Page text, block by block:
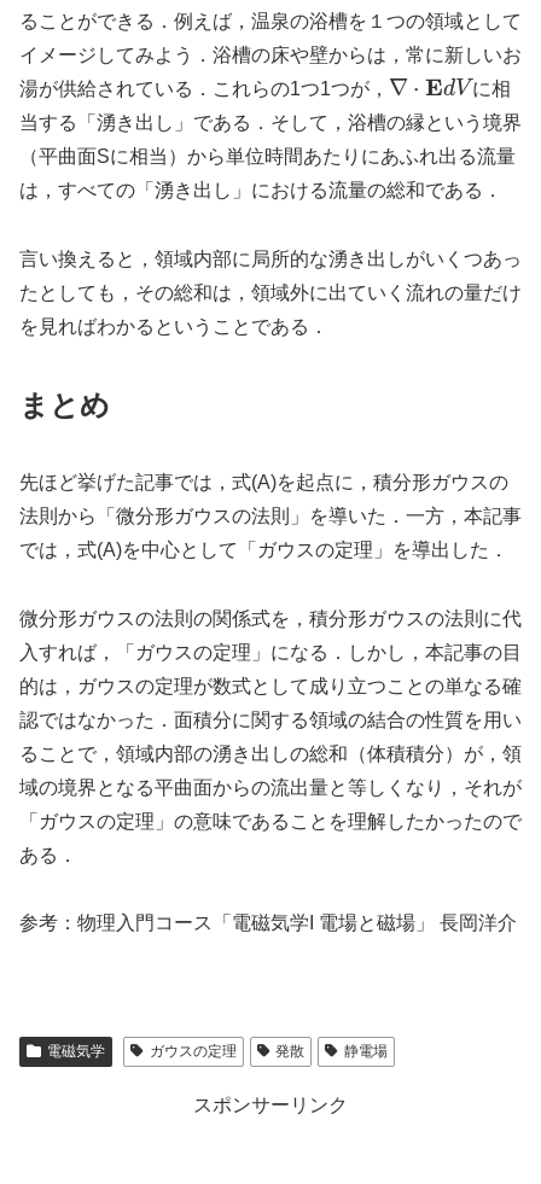
ることができる．例えば，温泉の浴槽を１つの領域として
イメージしてみよう．浴槽の床や壁からは，常に新しいお
湯が供給されている．これらの1つ1つが， ∇ ⋅ EdV に相
当する「湧き出し」である．そして，浴槽の縁という境界
（平曲面Sに相当）から単位時間あたりにあふれ出る流量
は，すべての「湧き出し」における流量の総和である．
言い換えると，領域内部に局所的な湧き出しがいくつあっ
たとしても，その総和は，領域外に出ていく流れの量だけ
を見ればわかるということである．
まとめ
先ほど挙げた記事では，式(A)を起点に，積分形ガウスの
法則から「微分形ガウスの法則」を導いた．一方，本記事
では，式(A)を中心として「ガウスの定理」を導出した．
微分形ガウスの法則の関係式を，積分形ガウスの法則に代
入すれば，「ガウスの定理」になる．しかし，本記事の目
的は，ガウスの定理が数式として成り立つことの単なる確
認ではなかった．面積分に関する領域の結合の性質を用い
ることで，領域内部の湧き出しの総和（体積積分）が，領
域の境界となる平曲面からの流出量と等しくなり，それが
「ガウスの定理」の意味であることを理解したかったので
ある．
参考：物理入門コース「電磁気学I 電場と磁場」 長岡洋介
電磁気学 ガウスの定理 発散 静電場
スポンサーリンク